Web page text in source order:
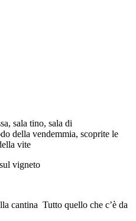
sala tino, sala di
della vendemmia, scoprite le
vite
vigneto
cantina Tutto quello che c’è da